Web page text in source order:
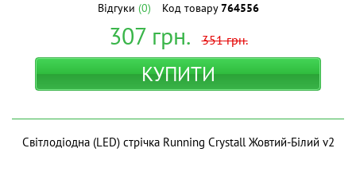
Відгуки (0) Код товару764556
307грн. 351грн.
КУПИТИ
Світлодіодна (LED) стрічка Running Crystall Жовтий-Білий v2